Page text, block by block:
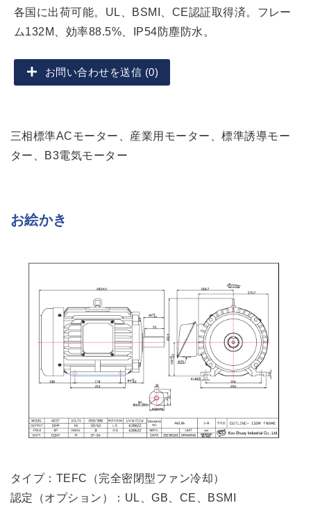
各国に出荷可能。UL、BSMI、CE認証取得済。フレー
ム132M、効率88.5%、IP54防塵防水。
お問い合わせを送信 (0)
三相標準ACモーター、産業用モーター、標準誘導モー
ター、B3電気モーター
お絵かき
タイプ：TEFC（完全密閉型ファン冷却）
認定（オプション）：UL、GB、CE、BSMI